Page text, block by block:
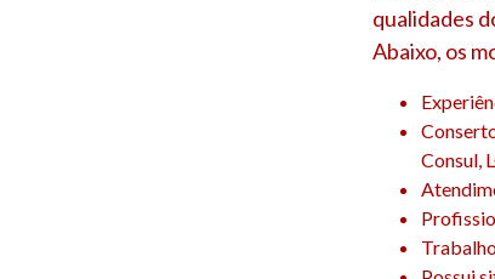
qualidades
Abaixo, os
Consul,